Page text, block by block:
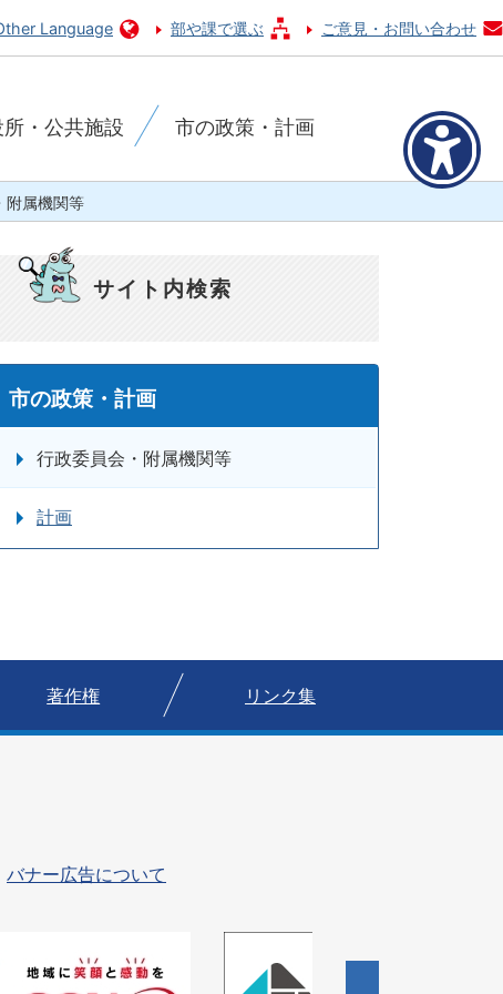
Language 部や課で選ぶ ご意見・お問い合わせ
・公共施設 市の政策・計画
附属機関等
サイト内検索
市の政策・計画
行政委員会・附属機関等
計画
著作権 リンク集
バナー広告について